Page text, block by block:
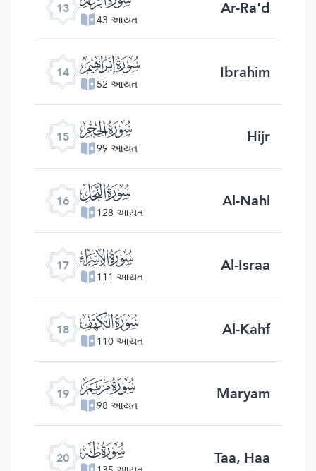
13
43 આયત Ar-Ra'd
14 ﮚ
52 આયત Ibrahim
15 ﮛ
99 આયત Hijr
16 ﮜ
128 આયત Al-Nahl
17 ﮝ
111 આયત Al-Israa
18 ﮞ
110 આયત Al-Kahf
19 ﮟ
98 આયત Maryam
20 ﮠ Taa, Haa